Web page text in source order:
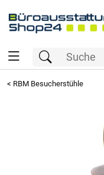
< RBM Besucherstühle